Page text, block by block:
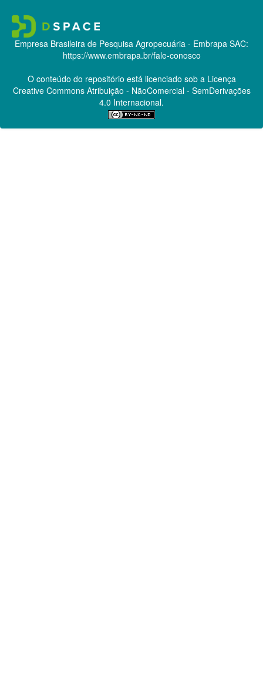
Empresa Brasileira de Pesquisa Agropecuária - Embrapa SAC:
https://www.embrapa.br/fale-conosco
O conteúdo do repositório está licenciado sob a Licença
Creative CommonsAtribuição - NãoComercial - SemDerivações
4.0 Internacional.